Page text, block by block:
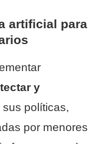
artificial para
y
políticas,
por menores